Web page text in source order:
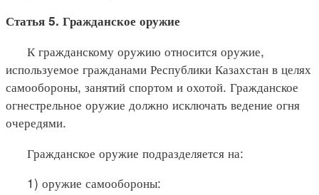
Статья 5. Гражданское оружие
К гражданскому оружию относится оружие,
используемое гражданами Республики Казахстан в целях
самообороны, занятий спортом и охотой. Гражданское
огнестрельное оружие должно исключать ведение огня
очередями.
Гражданское оружие подразделяется на:
1) оружие самообороны: